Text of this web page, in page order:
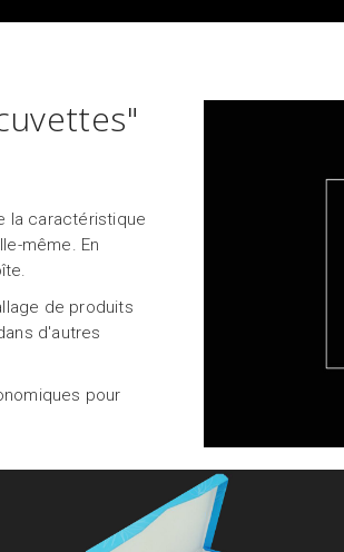
la caractéristique
même. En
de produits
d'autres
pour